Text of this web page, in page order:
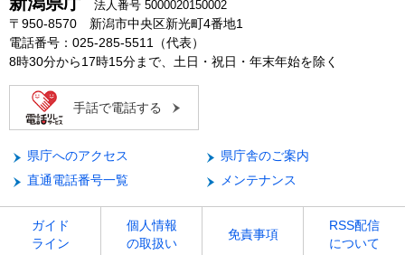
法人番号 5000020150002
〒950-8570 新潟市中央区新光町4番地1
電話番号：025-285-5511（代表）
8時30分から17時15分まで、土日・祝日・年末年始を除く
手話で電話する
県庁へのアクセス
県庁舎のご案内
直通電話番号一覧
メンテナンス
ガイド
ライン
個人情報
の取扱い
免責事項
RSS配信
について